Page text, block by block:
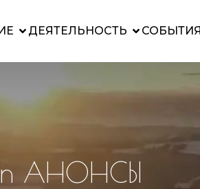
ДЕЯТЕЛЬНОСТЬ СОБЫТИЯ
in АНОНСЫ